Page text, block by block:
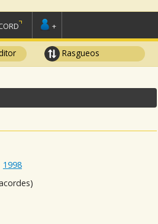
+
Rasgueos
1998